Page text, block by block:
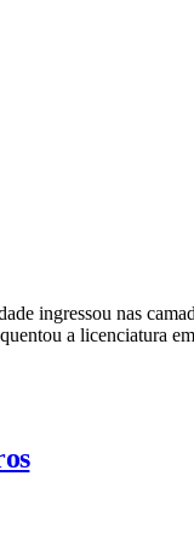
ingressou nas
a licenciatura